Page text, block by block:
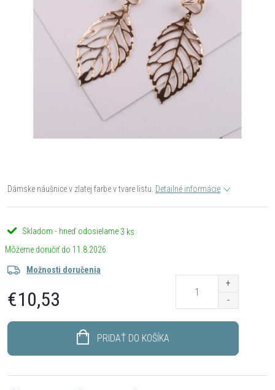
Dámske náušnice v zlatej farbe v tvare listu. Detailné informácie
Skladom - hneď odosielame 3 ks
11.8.2026
Možnosti doručenia
€10,53
PRIDAŤ DO KOŠÍKA